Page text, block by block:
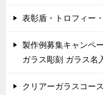
表彰盾・トロフィー
製作例募集キャンペ
ガラス彫刻 ガラス名
クリアーガラスコ